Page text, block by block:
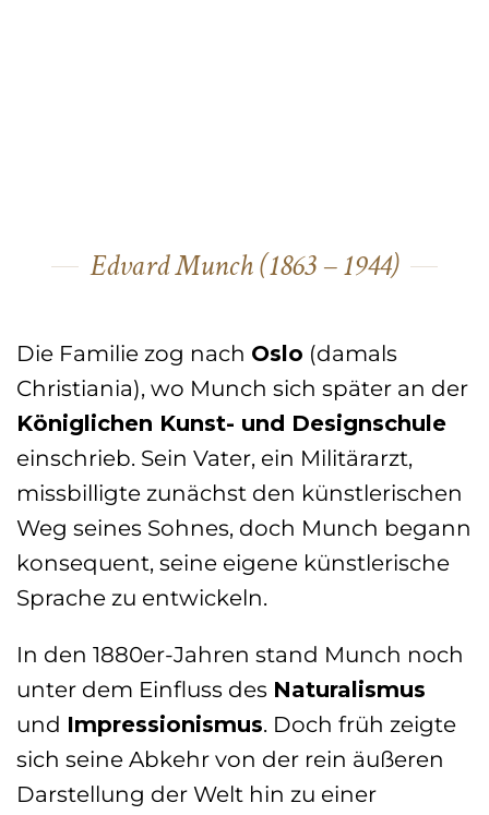
Edvard Munch (1863 – 1944)
Die Familie zog nach Oslo (damals
Christiania), wo Munch sich später an der
Königlichen Kunst- und Designschule
einschrieb. Sein Vater, ein Militärarzt,
missbilligte zunächst den künstlerischen
Weg seines Sohnes, doch Munch begann
konsequent, seine eigene künstlerische
Sprache zu entwickeln.
In den 1880er-Jahren stand Munch noch
unter dem Einfluss des Naturalismus
und Impressionismus. Doch früh zeigte
sich seine Abkehr von der rein äußeren
Darstellung der Welt hin zu einer